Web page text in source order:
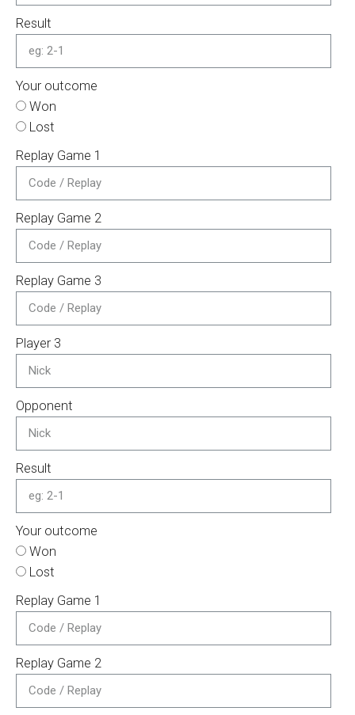
Result
Your outcome
Won
Lost
Replay Game 1
Replay Game 2
Replay Game 3
Player 3
Opponent
Result
Your outcome
Won
Lost
Replay Game 1
Replay Game 2